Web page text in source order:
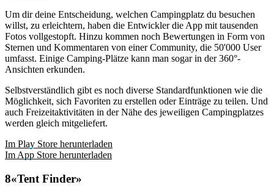
Um dir deine Entscheidung, welchen Campingplatz du besuchen
willst, zu erleichtern, haben die Entwickler die App mit tausenden
Fotos vollgestopft. Hinzu kommen noch Bewertungen in Form von
Sternen und Kommentaren von einer Community, die 50'000 User
umfasst. Einige Camping-Plätze kann man sogar in der 360°-
Ansichten erkunden.
Selbstverständlich gibt es noch diverse Standardfunktionen wie die
Möglichkeit, sich Favoriten zu erstellen oder Einträge zu teilen. Und
auch Freizeitaktivitäten in der Nähe des jeweiligen Campingplatzes
werden gleich mitgeliefert.
Im Play Store herunterladen
Im App Store herunterladen
«Tent Finder»